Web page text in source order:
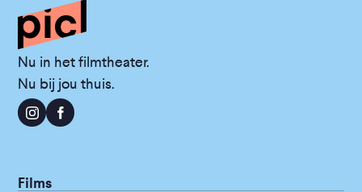
Nu in het filmtheater.
Nu bij jou thuis.
Films